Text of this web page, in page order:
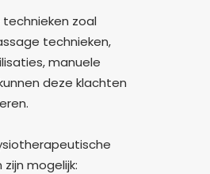
zoal
technieken,
manuele
deze klachten
mogelijk: